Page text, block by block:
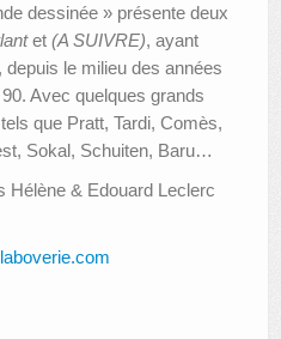
dessinée » présente deux
et (A SUIVRE), ayant
le milieu des années
Avec quelques grands
que Pratt, Tardi, Comès,
Sokal, Schuiten, Baru…
Hélène & Edouard Leclerc